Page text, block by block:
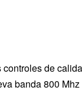
de
banda 800